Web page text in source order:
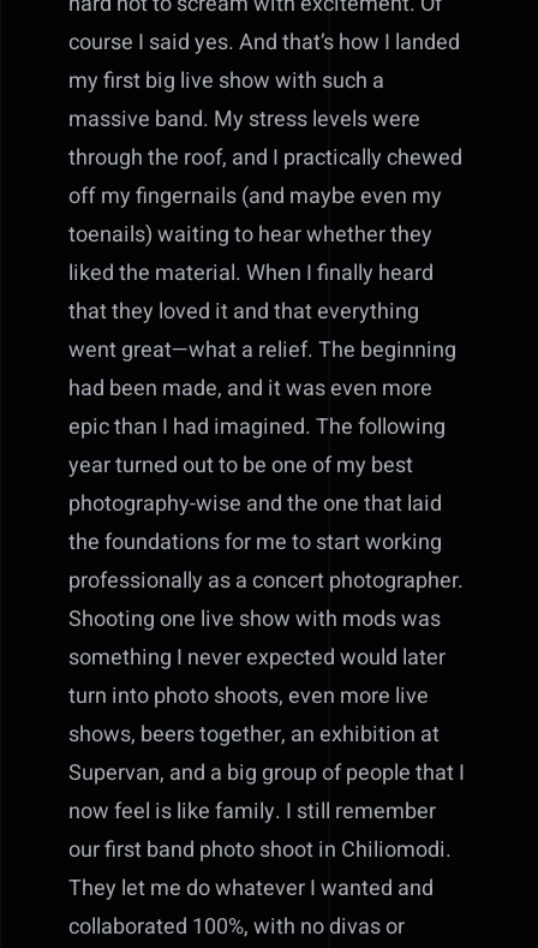
course I said yes. And that’s how I landed
my first big live show with such a
massive band. My stress levels were
through the roof, and I practically chewed
off my fingernails (and maybe even my
toenails) waiting to hear whether they
liked the material. When I finally heard
that they loved it and that everything
went great—what a relief. The beginning
had been made, and it was even more
epic than I had imagined. The following
year turned out to be one of my best
photography-wise and the one that laid
the foundations for me to start working
professionally as a concert photographer.
Shooting one live show with mods was
something I never expected would later
turn into photo shoots, even more live
shows, beers together, an exhibition at
Supervan, and a big group of people that I
now feel is like family. I still remember
our first band photo shoot in Chiliomodi.
They let me do whatever I wanted and
collaborated 100%, with no divas or